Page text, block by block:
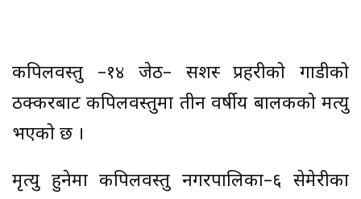
कपिलवस्तु –१४ जेठ– सशस्त्र प्रहरीको गाडीको
ठक्करबाट कपिलवस्तुमा तीन वर्षीय बालकको मत्यु
भएको छ ।
मृत्यु हुनेमा कपिलवस्तु नगरपालिका–६ सेमेरीका